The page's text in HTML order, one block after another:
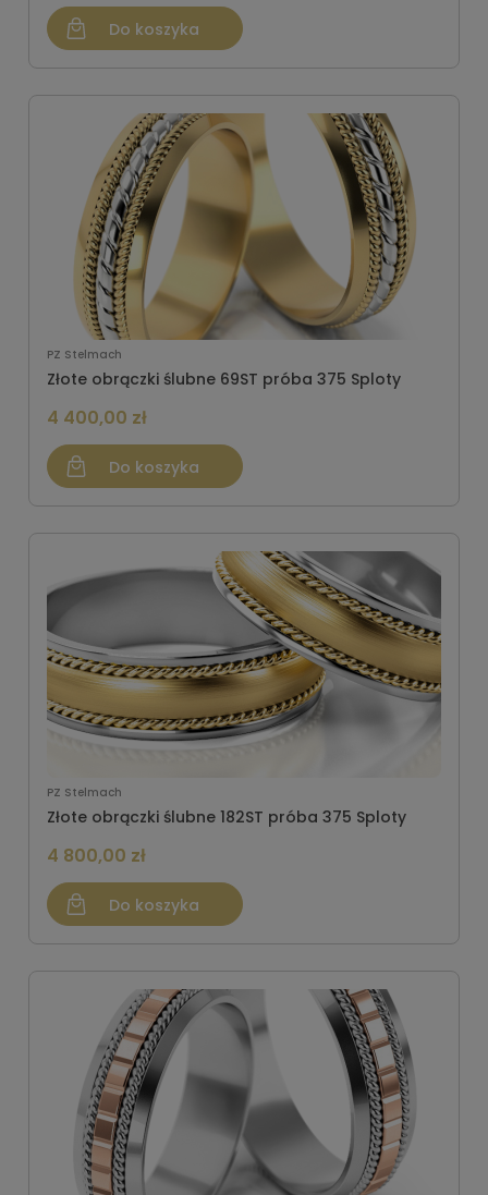
Do koszyka
PZ Stelmach
Złote obrączki ślubne 69ST próba 375 Sploty
4 400,00 zł
Do koszyka
PZ Stelmach
Złote obrączki ślubne 182ST próba 375 Sploty
4 800,00 zł
Do koszyka